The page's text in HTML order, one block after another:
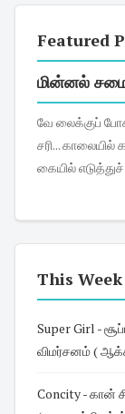
Featured
மின்னல்
வே லைக்குப் போகிறவர்களானாலும் சரி, இல்லத்தரசிகளானாலும்
சரி... காலையில் கண்
கையில்
This
Super Girl -
விமர்சனம் (
Concity - கான்